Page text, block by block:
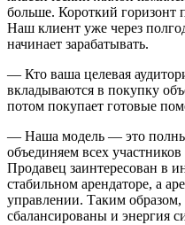
больше. Короткий горизонт
Наш клиент уже через
начинает зарабатывать.
— Кто ваша целевая
вкладываются в покупку
потом покупает готовые
— Наша модель — это
объединяем всех
Продавец заинтересован в
стабильном арендаторе, а
управлении. Таким образом,
сбалансированы и энергия